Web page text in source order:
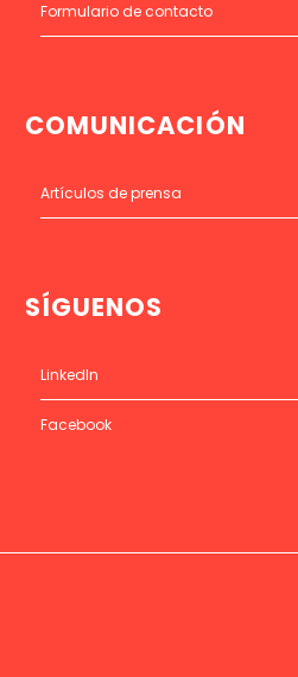
Formulario de contacto
COMUNICACIÓN
Artículos de prensa
SÍGUENOS
LinkedIn
Facebook